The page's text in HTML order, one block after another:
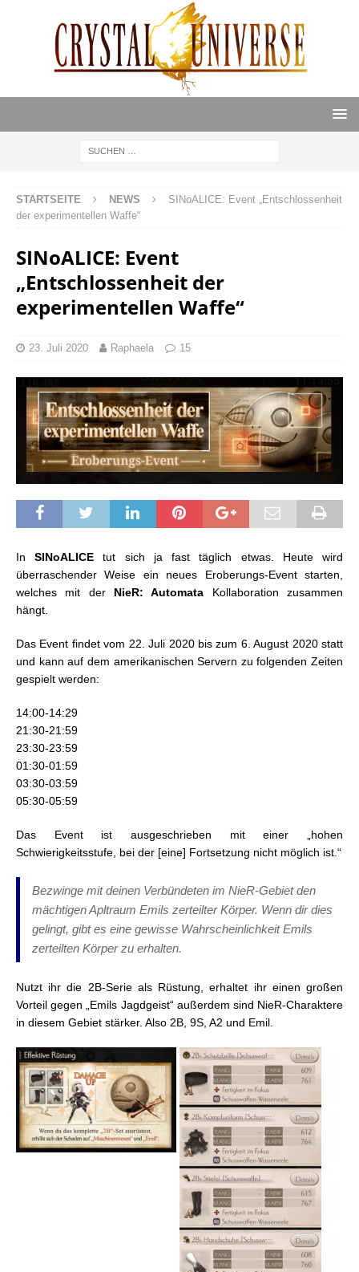
STARTSEITE NEWS
SINoALICE: Event „Entschlossenheit
der experimentellen Waffe“
SINoALICE: Event
„Entschlossenheit der
experimentellen Waffe“
23. Juli 2020 Raphaela 15
InSINoALICE tut sich ja fast täglich etwas. Heute wird
überraschender Weise ein neues Eroberungs-Event starten,
welches mit der NieR: Automata Kollaboration zusammen
hängt.
Das Event findet vom 22. Juli 2020 bis zum 6. August 2020 statt
und kann auf dem amerikanischen Servern zu folgenden Zeiten
gespielt werden:
14:00-14:29
21:30-21:59
23:30-23:59
01:30-01:59
03:30-03:59
05:30-05:59
Das Event ist ausgeschrieben mit einer „hohen
Schwierigkeitsstufe, bei der [eine] Fortsetzung nicht möglich ist.“
Bezwinge mit deinen Verbündeten im NieR-Gebiet den
mächtigen Apltraum Emils zerteilter Körper. Wenn dir dies
gelingt, gibt es eine gewisse Wahrscheinlichkeit Emils
zerteilten Körper zu erhalten.
Nutzt ihr die 2B-Serie als Rüstung, erhaltet ihr einen großen
Vorteil gegen „Emils Jagdgeist“ außerdem sind NieR-Charaktere
in diesem Gebiet stärker. Also 2B, 9S, A2 und Emil.